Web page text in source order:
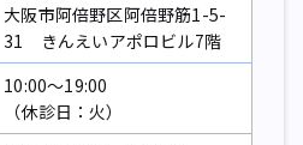
大阪市阿倍野区阿倍野筋1-5-
31 きんえいアポロビル7階
10:00～19:00
（休診日：火）